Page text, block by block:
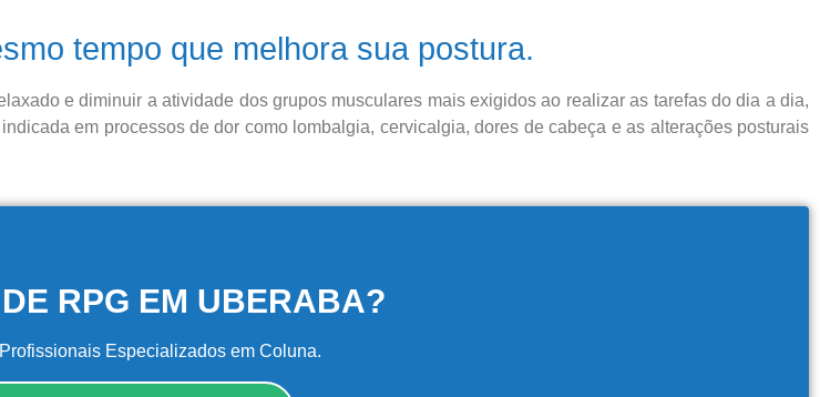
tempo que melhora sua postura.
e diminuir a atividade dos grupos musculares mais exigidos ao realizar as tarefas do dia a dia,
em processos de dor como lombalgia, cervicalgia, dores de cabeça e as alterações posturais
RPG EM UBERABA?
Especializados em Coluna.